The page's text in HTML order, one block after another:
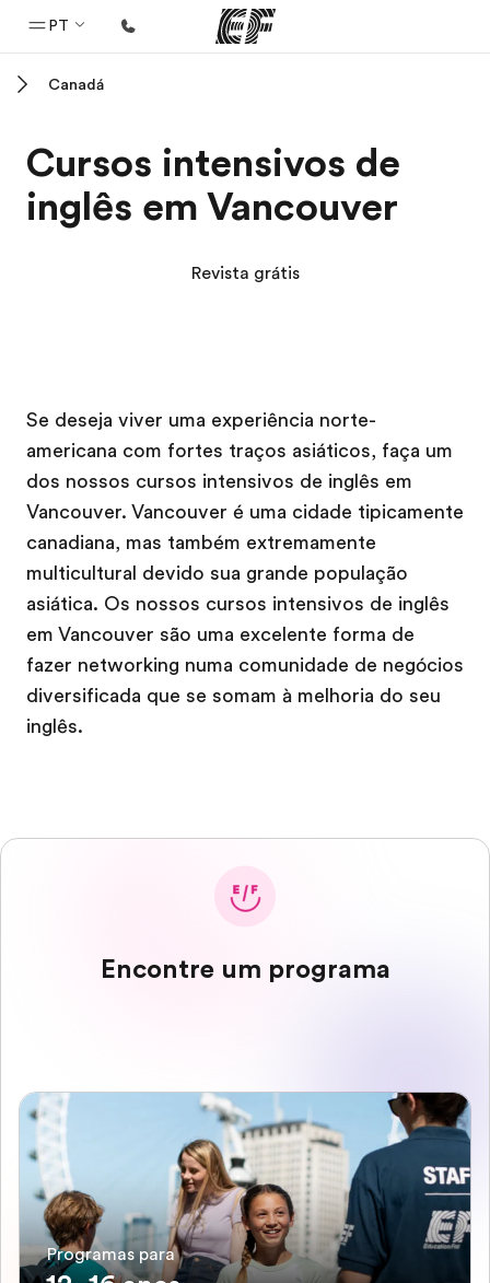
PT
Programas
Saiba tudo que oferecemos
Carreiras
Junte-se a nós
Canadá
Cursos intensivos de
inglês em Vancouver
Revista grátis
Se deseja viver uma experiência norte-
americana com fortes traços asiáticos, faça um
dos nossos cursos intensivos de inglês em
Vancouver. Vancouver é uma cidade tipicamente
canadiana, mas também extremamente
multicultural devido sua grande população
asiática. Os nossos cursos intensivos de inglês
em Vancouver são uma excelente forma de
fazer networking numa comunidade de negócios
diversificada que se somam à melhoria do seu
inglês.
Encontre um programa
Programas para